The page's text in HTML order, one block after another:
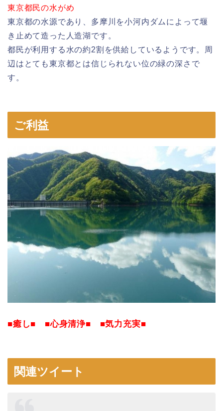
東京都民の水がめ
東京都の水源であり、多摩川を小河内ダムによって堰
き止めて造った人造湖です。
都民が利用する水の約2割を供給しているようです。周
辺はとても東京都とは信じられない位の緑の深さで
す。
ご利益
■癒し■ ■心身清浄■ ■気力充実■
関連ツイート